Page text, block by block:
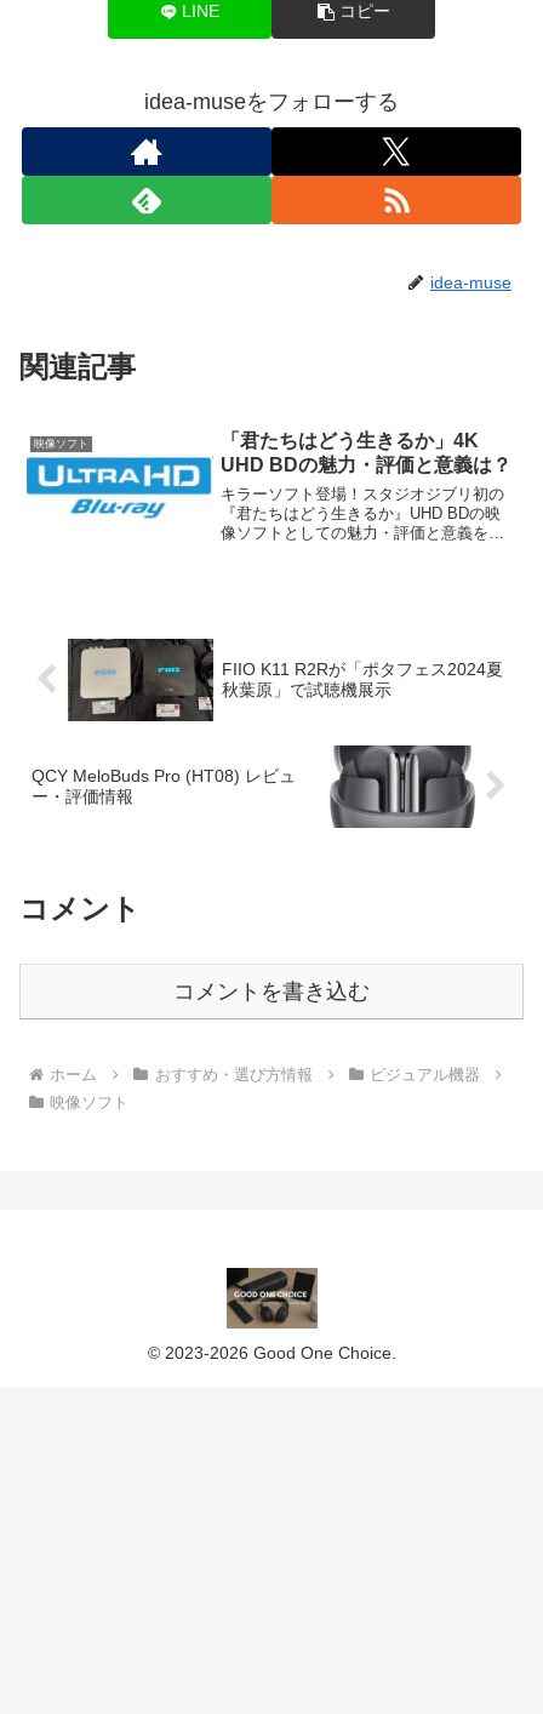
LINE コピー
idea-museをフォローする
idea-muse
関連記事
映像ソフト
「君たちはどう生きるか」4K
UHD BDの魅力・評価と意義は？
キラーソフト登場！スタジオジブリ初の
『君たちはどう生きるか』UHD BDの映
像ソフトとしての魅力・評価と意義を解
FIIO K11 R2Rが「ポタフェス2024夏
秋葉原」で試聴機展示
QCY MeloBuds Pro (HT08) レビュ
ー・評価情報
コメント
コメントを書き込む
ホーム おすすめ・選び方情報
ビジュアル機器
映像ソフト
© 2023-2026 Good One Choice.